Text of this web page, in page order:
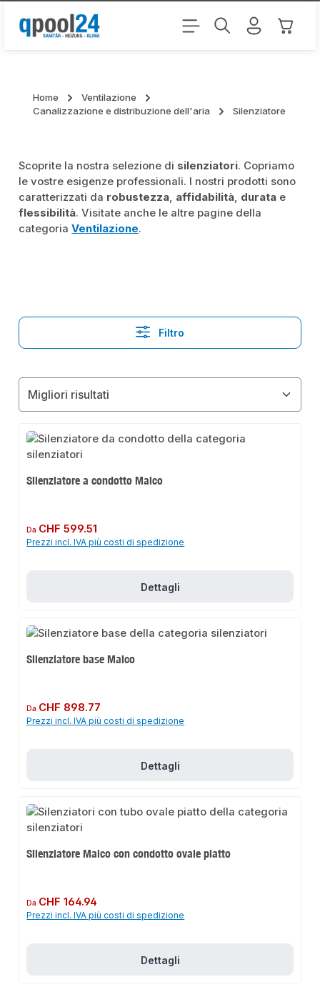
Passa al contenuto principale Il
Home
Ventilazione
Canalizzazione e distribuzione dell'aria
Silenziatore
Scoprite la nostra selezione di silenziatori. Copriamo
le vostre esigenze professionali. I nostri prodotti sono
caratterizzati da robustezza, affidabilità, durata e
flessibilità. Visitate anche le altre pagine della
categoriaVentilazione.
Filtro
Silenziatore a condotto Maico
Prezzo normale:
Da CHF 599.51
Prezzi incl. IVA più costi di spedizione
Dettagli
Silenziatore base Maico
Prezzo normale:
Da CHF 898.77
Prezzi incl. IVA più costi di spedizione
Dettagli
Silenziatore Maico con condotto ovale piatto
Prezzo normale:
Da CHF 164.94
Prezzi incl. IVA più costi di spedizione
Dettagli